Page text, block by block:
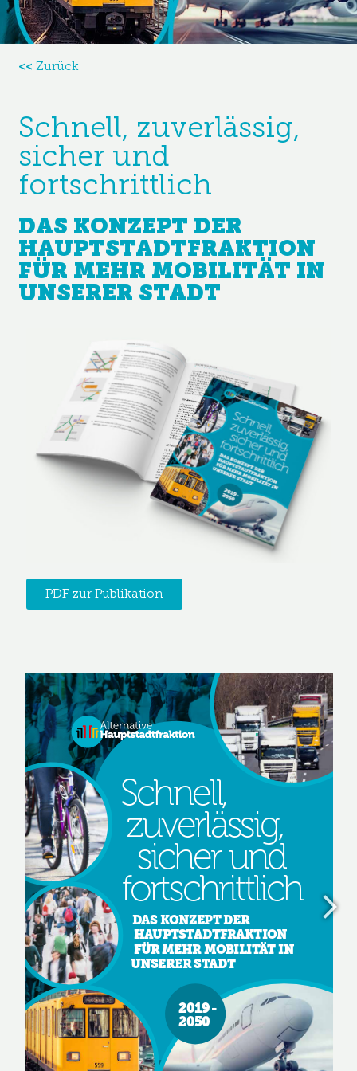
<<Zurück
Schnell, zuverlässig,
sicher und
fortschrittlich
DAS KONZEPT DER
HAUPTSTADTFRAKTION
FÜR MEHR MOBILITÄT IN
UNSERER STADT
PDF zur Publikation